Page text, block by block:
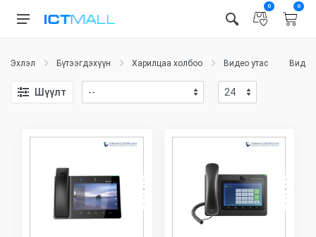
0 0
Эхлэл Бүтээгдэхүүн Харилцаа холбоо Видео утас Видео
Шүүлт